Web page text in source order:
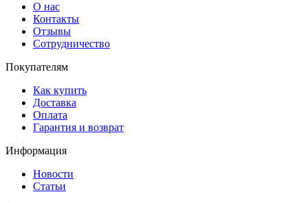
О нас
Контакты
Отзывы
Сотрудничество
Покупателям
Как купить
Доставка
Оплата
Гарантия и возврат
Информация
Новости
Статьи